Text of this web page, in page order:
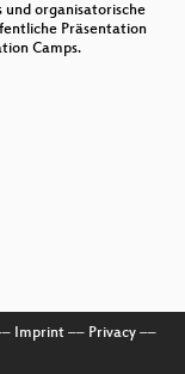
und organisatorische
Präsentation
Camps.
Imprint–– Privacy––